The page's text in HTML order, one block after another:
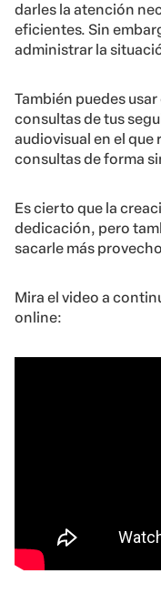
darles la atención
eficientes. Sin
administrar la
También puedes
consultas de tus
audiovisual en el
consultas de forma
Es cierto que la
dedicación, pero
sacarle más
Mira el video a
online: